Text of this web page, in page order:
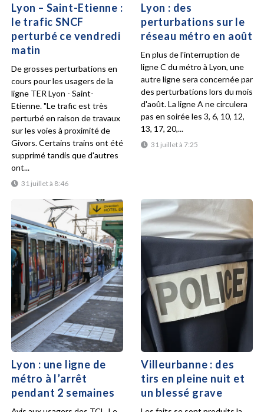
Lyon – Saint-Etienne :
le trafic SNCF
perturbé ce vendredi
matin
31 juillet à 8:46
De grosses perturbations en
cours pour les usagers de la
ligne TER Lyon - Saint-
Etienne. "Le trafic est très
perturbé en raison de travaux
sur les voies à proximité de
Givors. Certains trains ont été
supprimé tandis que d'autres
ont...
Lyon : des
perturbations sur le
réseau métro en août
31 juillet à 7:25
En plus de l'interruption de
ligne C du métro à Lyon, une
autre ligne sera concernée par
des perturbations lors du mois
d'août. La ligne A ne circulera
pas en soirée les 3, 6, 10, 12,
13, 17, 20,...
Lyon : une ligne de
métro à l’arrêt
pendant 2 semaines
Villeurbanne : des
tirs en pleine nuit et
un blessé grave